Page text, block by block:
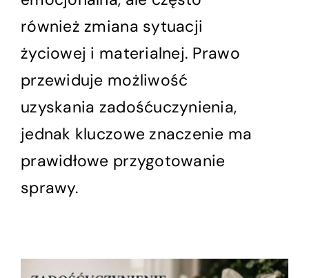
również zmiana sytuacji
życiowej i materialnej. Prawo
przewiduje możliwość
uzyskania zadośćuczynienia,
jednak kluczowe znaczenie ma
prawidłowe przygotowanie
sprawy.